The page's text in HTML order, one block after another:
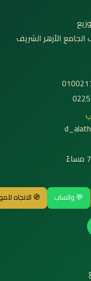
الجامع الأزهر الشريف
💬 واتساب 🧭 الاتجاه